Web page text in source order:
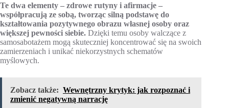
Te dwa elementy – zdrowe rutyny i afirmacje –
współpracują ze sobą, tworząc silną podstawę do
kształtowania pozytywnego obrazu własnej osoby oraz
większej pewności siebie. Dzięki temu osoby walczące z
samosabotażem mogą skuteczniej koncentrować się na swoich
zamierzeniach i unikać niekorzystnych schematów
myślowych.
Zobacz także: Wewnętrzny krytyk: jak rozpoznać i
zmienić negatywną narrację